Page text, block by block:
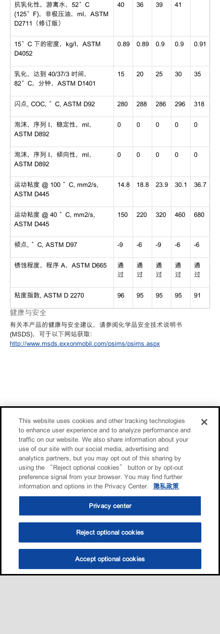
选油助手 查找门店
抗乳化性，游离水，52°C
(125°F)，非极压油，ml，ASTM
D2711（修订版）
40 36 39 41
15°C 下的密度，kg/l，ASTM
D4052
0.89 0.89 0.9 0.9 0.91
乳化，达到 40/37/3 时间，
82°C，分钟，ASTM D1401
15 20 25 30 35
闪点, COC, °C, ASTM D92 280 288 286 296 318
泡沫，序列 I，稳定性，ml，
ASTM D892
0 0 0 0 0
泡沫，序列 I，倾向性，ml，
ASTM D892
0 0 0 0 0
运动粘度 @ 100 °C, mm2/s,
ASTM D445
14.8 18.8 23.9 30.1 36.7
运动粘度 @ 40 °C, mm2/s,
ASTM D445
150 220 320 460 680
倾点, °C, ASTM D97 -9 -6 -9 -6 -6
锈蚀程度，程序 A，ASTM D665
通
过
通
过
通
过
通
过
通
过
粘度指数, ASTM D 2270 96 95 95 95 91
健康与安全
有关本产品的健康与安全建议，请参阅化学品安全技术说明书
(MSDS)，可于以下网站获取：
http://www.msds.exxonmobil.com/psims/psims.aspx
This website uses cookies and other tracking technologies
to enhance user experience and to analyze performance and
traffic on our website. We also share information about your
use of our site with our social media, advertising and
analytics partners, but you may opt out of this sharing by
using the “Reject optional cookies” button or by opt-out
preference signal from your browser. You may find further
information and options in the Privacy Center.
隐私政策
Privacy center
Reject optional cookies
Accept optional cookies